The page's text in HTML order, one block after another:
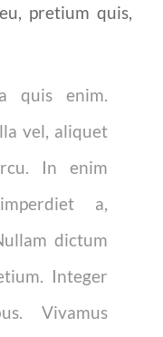
pretium quis,
quis enim.
vel, aliquet
In enim
a,
dictum
Integer
Vivamus